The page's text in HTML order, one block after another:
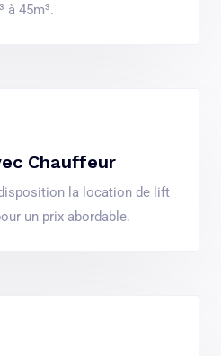
à 45m³.
Chauffeur
la location de lift
un prix abordable.